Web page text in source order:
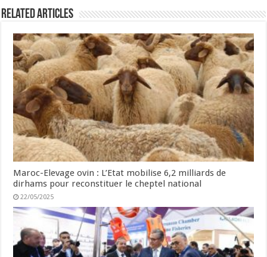
Related Articles
Maroc-Elevage ovin : L’Etat mobilise 6,2 milliards de
dirhams pour reconstituer le cheptel national
22/05/2025